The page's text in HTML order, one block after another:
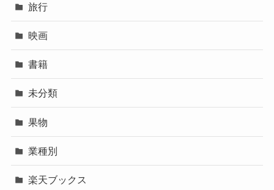
旅行
映画
書籍
未分類
果物
業種別
楽天ブックス